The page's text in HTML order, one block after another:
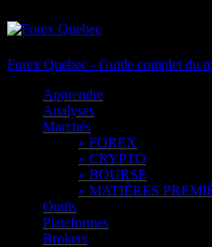
Forex Quebec - Guide complet du
Apprendre
Analyses
Marchés
» FOREX
» CRYPTO
» BOURSE
» MATIÈRES
Outils
Plateformes
Brokers